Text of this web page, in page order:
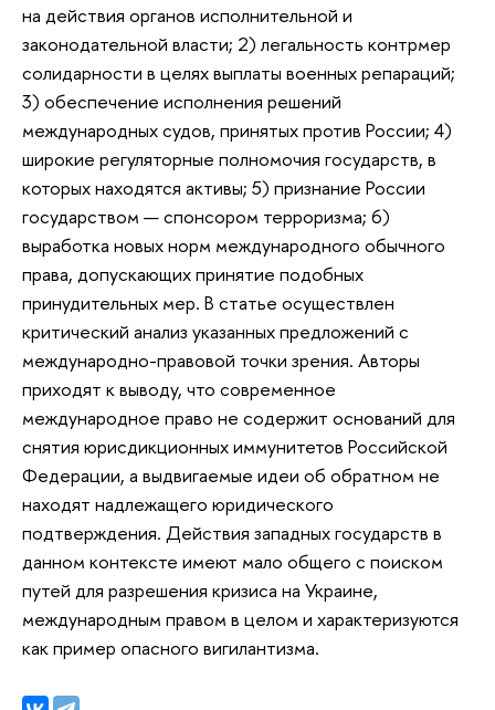
на действия органов исполнительной и
законодательной власти; 2) легальность контрмер
солидарности в целях выплаты военных репараций;
3) обеспечение исполнения решений
международных судов, принятых против России; 4)
широкие регуляторные полномочия государств, в
которых находятся активы; 5) признание России
государством — спонсором терроризма; 6)
выработка новых норм международного обычного
права, допускающих принятие подобных
принудительных мер. В статье осуществлен
критический анализ указанных предложений с
международно-правовой точки зрения. Авторы
приходят к выводу, что современное
международное право не содержит оснований для
снятия юрисдикционных иммунитетов Российской
Федерации, а выдвигаемые идеи об обратном не
находят надлежащего юридического
подтверждения. Действия западных государств в
данном контексте имеют мало общего с поиском
путей для разрешения кризиса на Украине,
международным правом в целом и характеризуются
как пример опасного вигилантизма.